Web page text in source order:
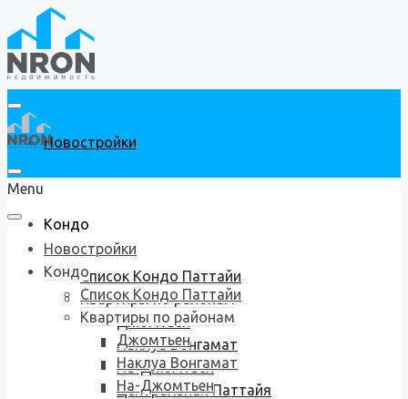
Новостройки
Кондо
Список Кондо Паттайи
Квартиры по районам
Джомтьен
Наклуа Вонгамат
На-Джомтьен
Центральная Паттайя
Menu
Новостройки
Кондо
Список Кондо Паттайи
Квартиры по районам
Джомтьен
Наклуа Вонгамат
На-Джомтьен